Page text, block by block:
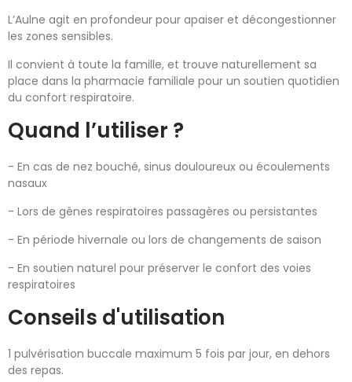
L’Aulne agit en profondeur pour apaiser et décongestionner
les zones sensibles.
Il convient à toute la famille, et trouve naturellement sa
place dans la pharmacie familiale pour un soutien quotidien
du confort respiratoire.
Quand l’utiliser ?
- En cas de nez bouché, sinus douloureux ou écoulements
nasaux
- Lors de gênes respiratoires passagères ou persistantes
- En période hivernale ou lors de changements de saison
- En soutien naturel pour préserver le confort des voies
respiratoires
Conseils d'utilisation
1 pulvérisation buccale maximum 5 fois par jour, en dehors
des repas.